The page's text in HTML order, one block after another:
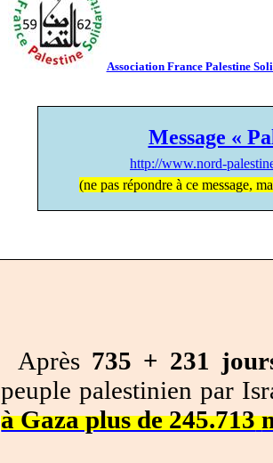
Association France Palestine
Message «
http://www.nord-
(ne pas répondre à ce message,
Après 735 + 231
peuple palestinien par
à Gaza plus de 245.713